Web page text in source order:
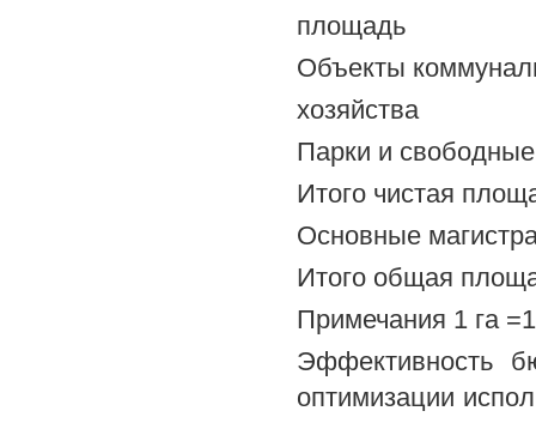
площадь
Объекты
хозяйства
Парки и
Итого чистая
Основные
Итого общая
Примечания 1 га
Эффективность
оптимизации